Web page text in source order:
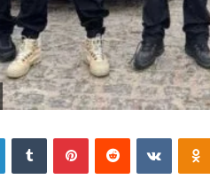
Linkedin VK